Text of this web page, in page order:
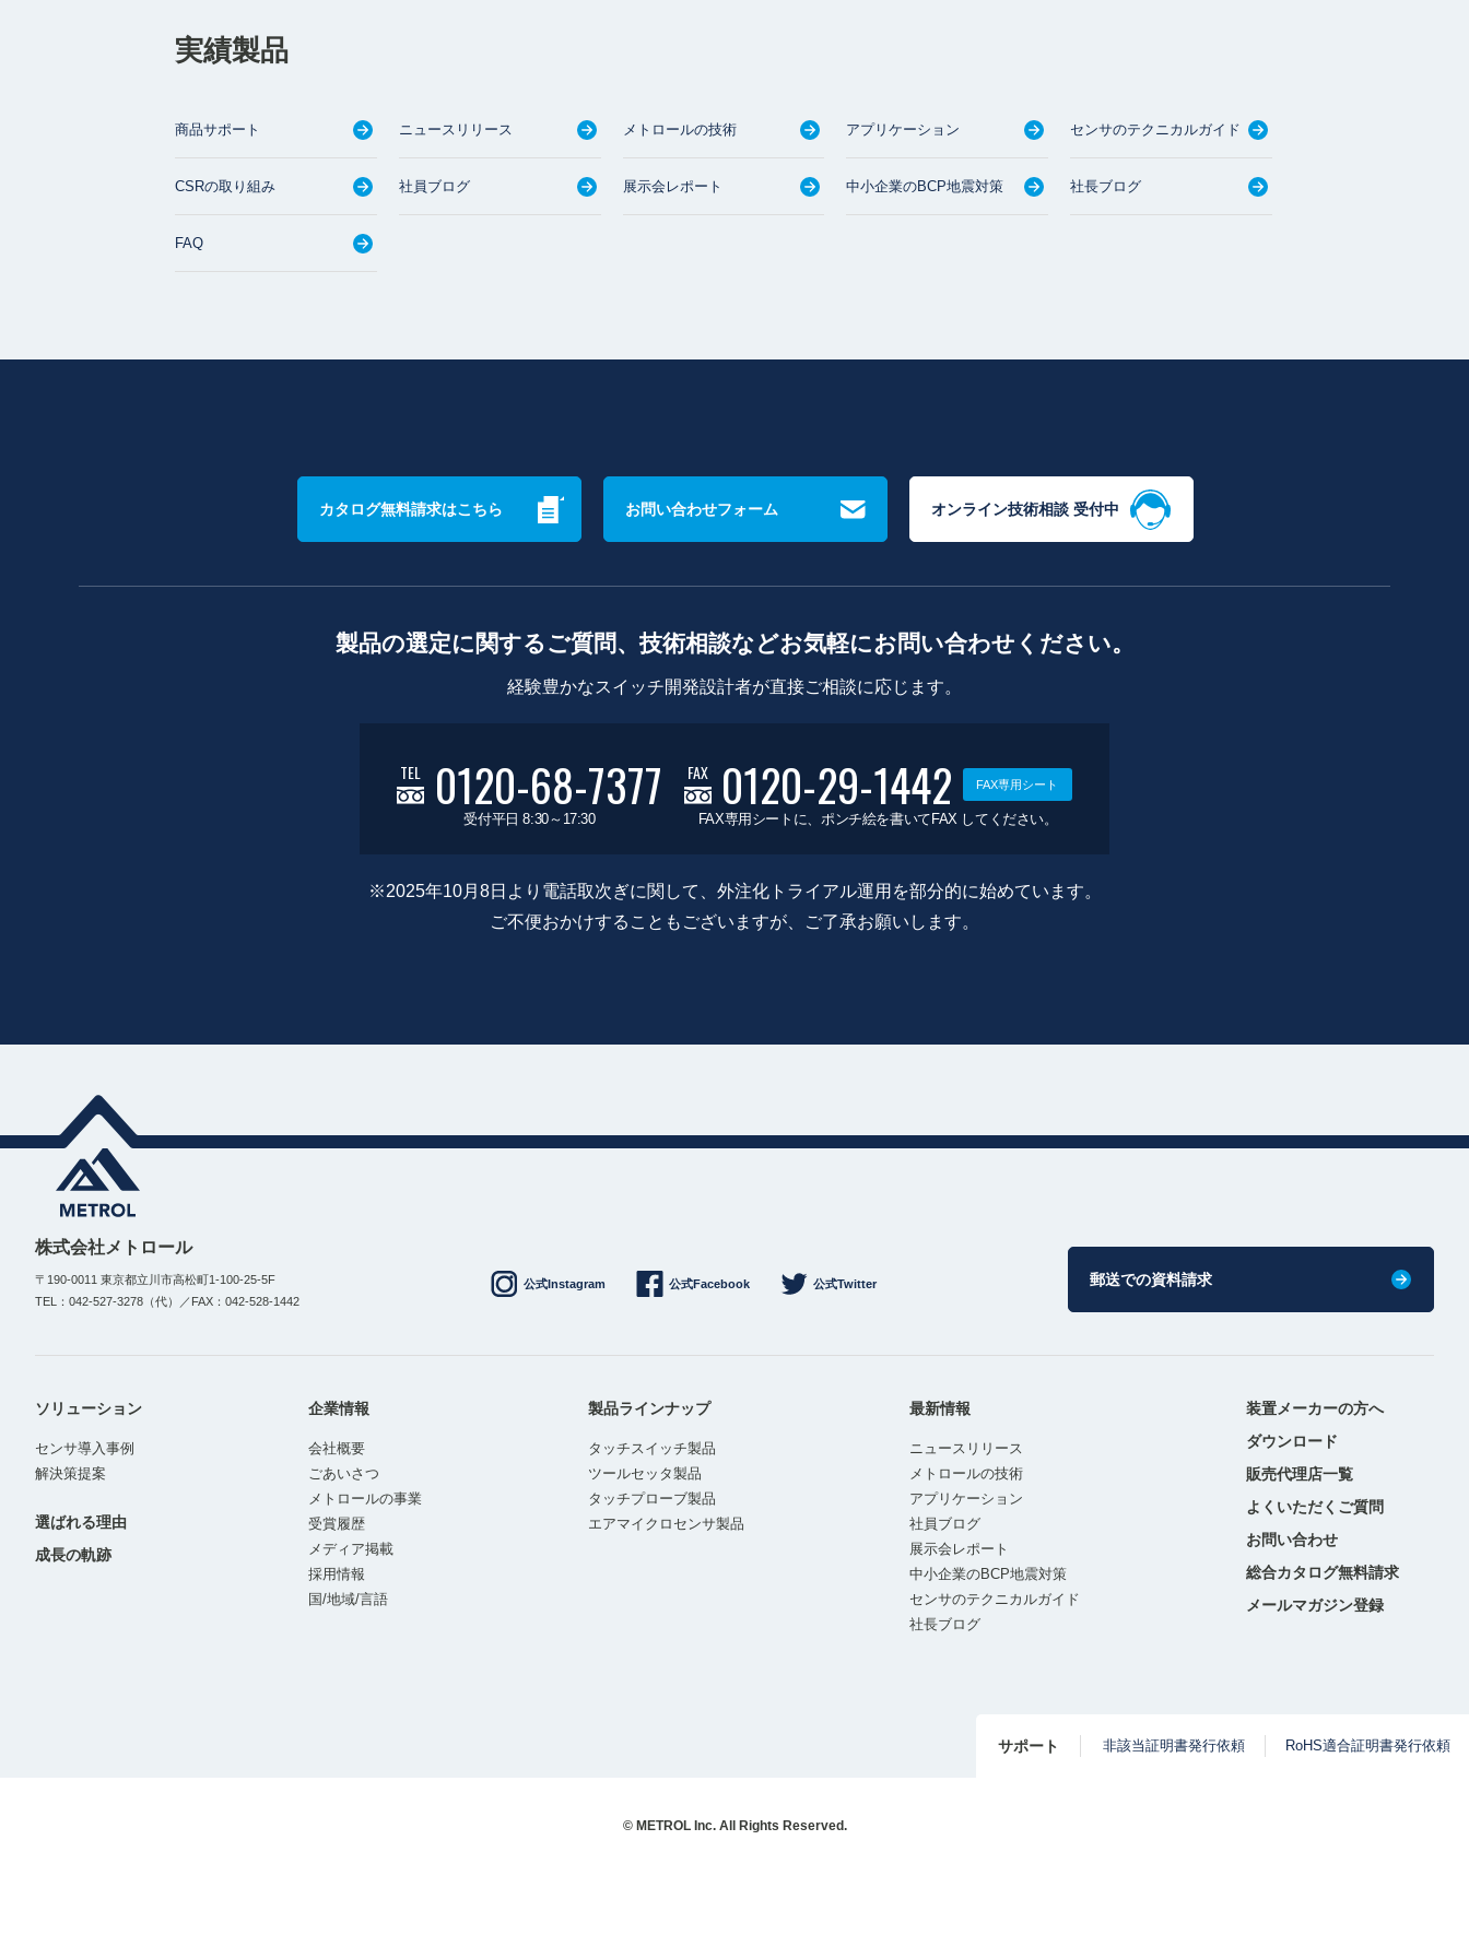
実績製品
商品サポート ニュースリリース メトロールの技術 アプリケーション センサのテクニカルガイド
CSRの取り組み 社員ブログ 展示会レポート 中小企業のBCP地震対策 社長ブログ
FAQ
カタログ無料請求はこちら お問い合わせフォーム オンライン技術相談 受付中
製品の選定に関するご質問、技術相談などお気軽にお問い合わせください。
経験豊かなスイッチ開発設計者が直接ご相談に応じます。
TEL 0120-68-7377
受付平日 8:30～17:30
FAX 0120-29-1442 FAX専用シート
FAX専用シートに、ポンチ絵を書いてFAX してください。
※2025年10月8日より電話取次ぎに関して、外注化トライアル運用を部分的に始めています。
ご不便おかけすることもございますが、ご了承お願いします。
株式会社メトロール
〒190-0011 東京都立川市高松町1-100-25-5F
TEL：042-527-3278（代）／FAX：042-528-1442
公式Instagram 公式Facebook 公式Twitter 郵送での資料請求
ソリューション
センサ導入事例
解決策提案
選ばれる理由
成長の軌跡
企業情報
会社概要
ごあいさつ
メトロールの事業
受賞履歴
メディア掲載
採用情報
国/地域/言語
製品ラインナップ
タッチスイッチ製品
ツールセッタ製品
タッチプローブ製品
エアマイクロセンサ製品
最新情報
ニュースリリース
メトロールの技術
アプリケーション
社員ブログ
展示会レポート
中小企業のBCP地震対策
センサのテクニカルガイド
社長ブログ
装置メーカーの方へ
ダウンロード
販売代理店一覧
よくいただくご質問
お問い合わせ
総合カタログ無料請求
メールマガジン登録
サポート 非該当証明書発行依頼 RoHS適合証明書発行依頼
© METROL Inc. All Rights Reserved.